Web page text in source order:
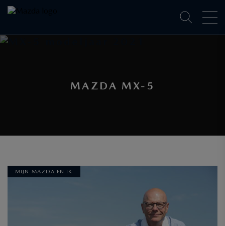
MAZDA MX-5
MIJN MAZDA EN IK